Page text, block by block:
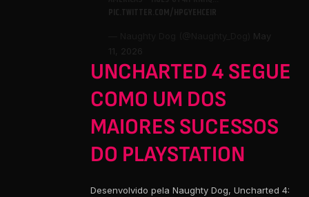
PIC.TWITTER.COM/HPGYEHCEIR
May
11, 2026
UNCHARTED 4 SEGUE
COMO UM DOS
MAIORES SUCESSOS
DO PLAYSTATION
Desenvolvido pela Naughty Dog, Uncharted 4: